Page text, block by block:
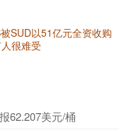
SUD以51亿元全资收购
很难受
62.207美元/桶